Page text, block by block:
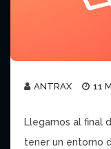
ANTRAX 11
Llegamos al final
tener un entorno